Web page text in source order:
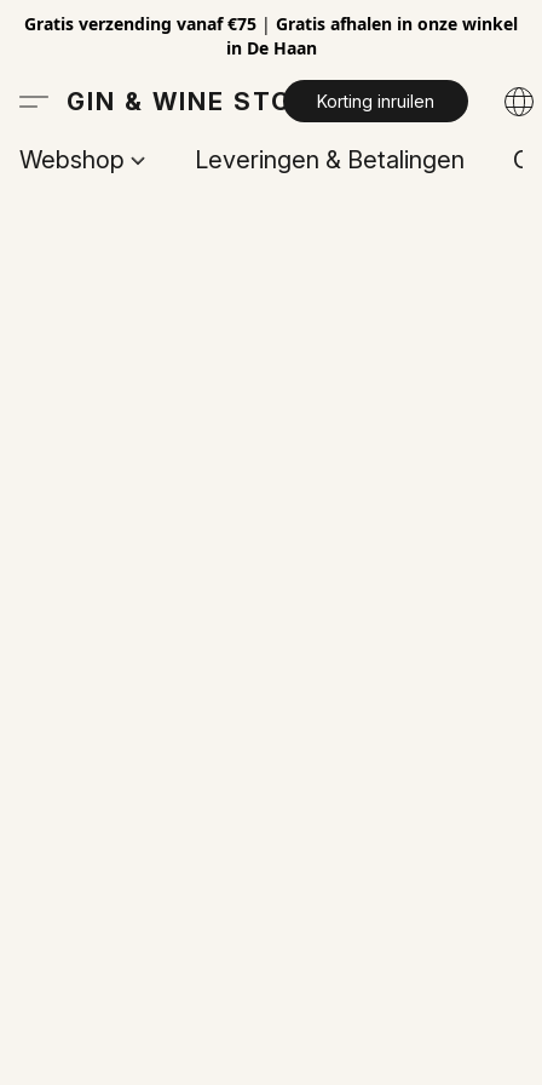
Gratis verzending vanaf €75 | Gratis afhalen in onze winkel
in De Haan
GIN & WINE STOREKorting inruilen
Webshop Leveringen & Betalingen